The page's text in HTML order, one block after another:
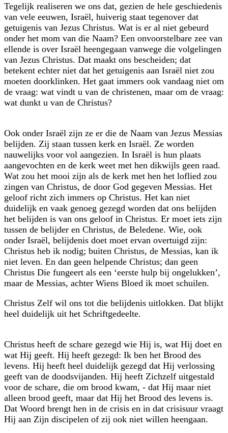
Tegelijk realiseren we ons dat, gezien de hele geschiedenis
van vele eeuwen, Israël, huiverig staat tegenover dat
getuigenis van Jezus Christus. Wat is er al niet gebeurd
onder het mom van die Naam? Een onvoorstelbare zee van
ellende is over Israël heengegaan vanwege die volgelingen
van Jezus Christus. Dat maakt ons bescheiden; dat
betekent echter niet dat het getuigenis aan Israël niet zou
moeten doorklinken. Het gaat immers ook vandaag niet om
de vraag: wat vindt u van de christenen, maar om de vraag:
wat dunkt u van de Christus?
Ook onder Israël zijn ze er die de Naam van Jezus Messias
belijden. Zij staan tussen kerk en Israël. Ze worden
nauwelijks voor vol aangezien. In Israël is hun plaats
aangevochten en de kerk weet met hen dikwijls geen raad.
Wat zou het mooi zijn als de kerk met hen het loflied zou
zingen van Christus, de door God gegeven Messias. Het
geloof richt zich immers op Christus. Het kan niet
duidelijk en vaak genoeg gezegd worden dat ons belijden
het belijden is van ons geloof in Christus. Er moet iets zijn
tussen de belijder en Christus, de Beledene. Wie, ook
onder Israël, belijdenis doet moet ervan overtuigd zijn:
Christus heb ik nodig; buiten Christus, de Messias, kan ik
niet leven. En dan geen helpende Christus; dan geen
Christus Die fungeert als een ‘eerste hulp bij ongelukken’,
maar de Messias, achter Wiens Bloed ik moet schuilen.
Christus Zelf wil ons tot die belijdenis uitlokken. Dat blijkt
heel duidelijk uit het Schriftgedeelte.
Christus heeft de schare gezegd wie Hij is, wat Hij doet en
wat Hij geeft. Hij heeft gezegd: Ik ben het Brood des
levens. Hij heeft heel duidelijk gezegd dat Hij verlossing
geeft van de doodsvijanden. Hij heeft Zichzelf uitgestald
voor de schare, die om brood kwam, - dat Hij maar niet
alleen brood geeft, maar dat Hij het Brood des levens is.
Dat Woord brengt hen in de crisis en in dat crisisuur vraagt
Hij aan Zijn discipelen of zij ook niet willen heengaan.